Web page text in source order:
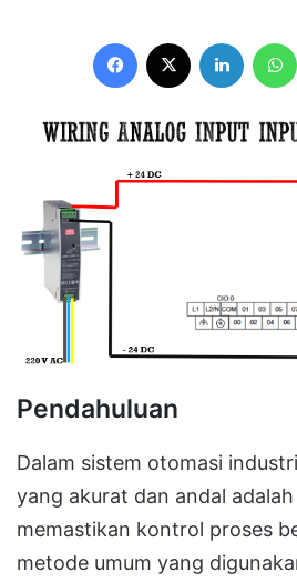
Facebook LinkedIn
Pendahuluan
Dalam sistem otomasi
yang akurat dan andal
memastikan kontrol proses
metode umum yang